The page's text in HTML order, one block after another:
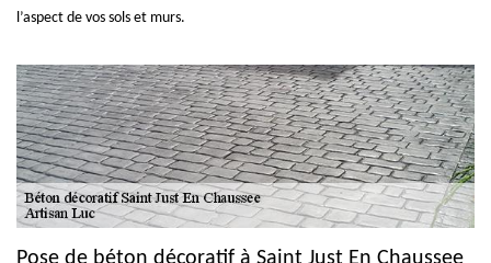
l’aspect de vos sols et murs.
Pose de béton décoratif à Saint Just En Chaussee